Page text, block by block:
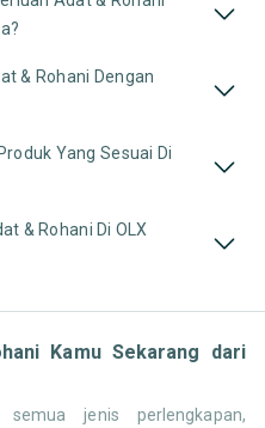
& Rohani Dengan
Yang Sesuai Di
& Rohani Di OLX
Kamu Sekarang dari
jenis perlengkapan,